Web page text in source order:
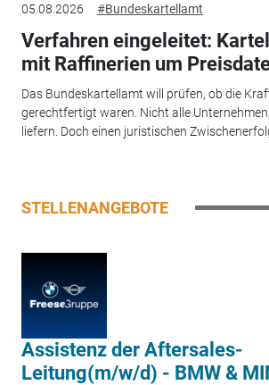
05.08.2026 #Bundeskartellamt
Verfahren eingeleitet:
mit Raffinerien um
Das Bundeskartellamt will prüfen, ob die
gerechtfertigt waren. Nicht alle
liefern. Doch einen juristischen
STELLENANGEBOTE
Assistenz der Aftersales-
Leitung(m/w/d) - BMW &